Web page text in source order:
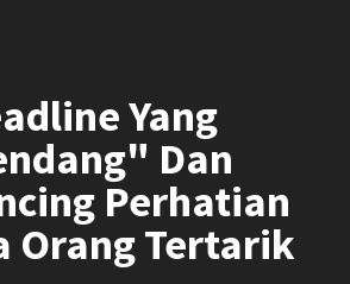
Yang
Dan
Perhatian
Orang Tertarik